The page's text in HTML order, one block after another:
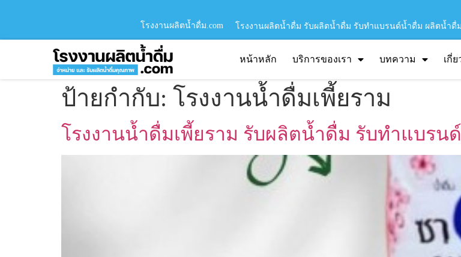
โรงงานผลิตน้ำดื่ม.com โรงงานผลิตน้ำดื่ม รับผลิตน้ำดื่ม รับทำแบรนด์น้ำดื่ม ผลิตน้ำ
หน้าหลัก บริการของเรา บทความ เกี่
ป้ายกำกับ: โรงงานน้ำดื่มเพี้ยราม
โรงงานน้ำดื่มเพี้ยราม รับผลิตน้ำดื่ม รับทำแบรน